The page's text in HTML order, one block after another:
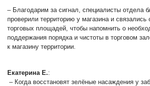
– Благодарим за сигнал, специалисты отдела
проверили территорию у магазина и связались
торговых площадей, чтобы напомнить о
поддержания порядка и чистоты в торговом
к магазину территории.
Екатерина Е.:
– Когда восстановят зелёные насаждения у